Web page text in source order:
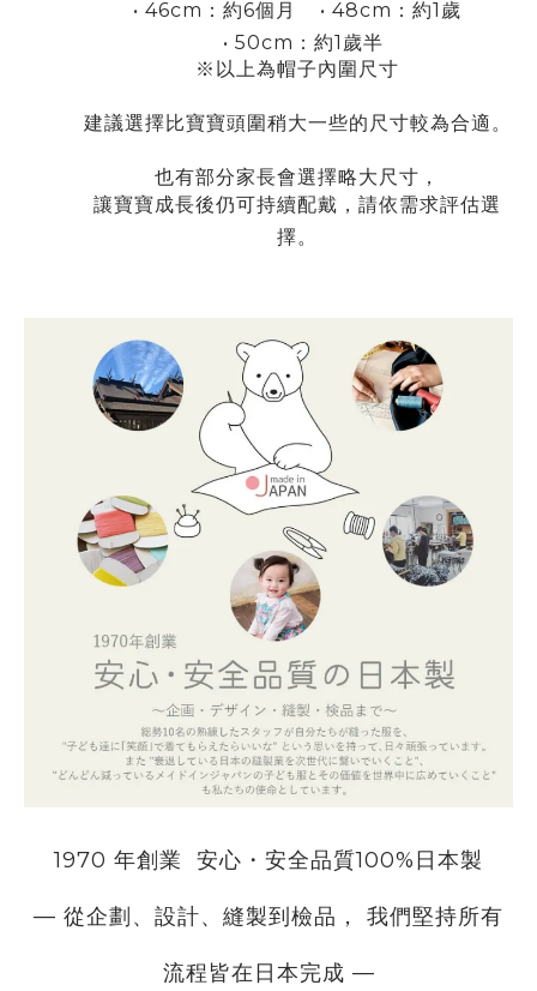
• 46cm ：約6個月 • 48cm ：約1 歲
• 50cm ：約1 歲半
※以上為帽子內圍尺寸
建議選擇比寶寶頭圍稍大一些的尺寸較為合適。
也有部分家長會選擇略大尺寸，
讓寶寶成長後仍可持續配戴，請依需求評估選
擇。
1970 年創業 安心・安全品質100%日本製
— 從企劃、設計、縫製到檢品， 我們堅持所有
流程皆在日本完成 —